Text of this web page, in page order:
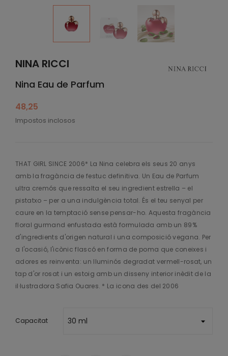
NINA RICCI
Nina Eau de Parfum
48,25
Impostos inclosos
THAT GIRL SINCE 2006* La Nina celebra els seus 20 anys
amb la fragància de festuc definitiva. Un Eau de Parfum
ultra cremós que ressalta el seu ingredient estrella – el
pistatxo – per a una indulgència total. És el teu senyal per
caure en la temptació sense pensar-ho. Aquesta fragància
floral gurmand enfustada està formulada amb un 89%
d'ingredients d'origen natural i una composició vegana. Per
a l'ocasió, l'icònic flascó en forma de poma que coneixes i
adores es reinventa: un lluminós degradat vermell-rosat, un
tap d'or rosat i un estoig amb un disseny interior inèdit de la
il·lustradora Safia Ouares. * La icona des del 2006
Capacitat